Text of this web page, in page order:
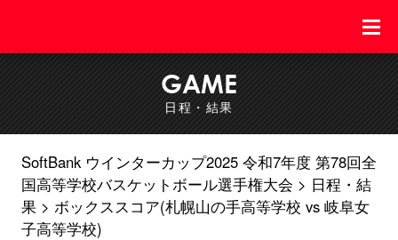
GAME
日程・結果
SoftBank ウインターカップ2025 令和7年度 第78回全
国高等学校バスケットボール選手権大会
日程・結
果
ボックススコア(札幌山の手高等学校 vs 岐阜女
子高等学校)